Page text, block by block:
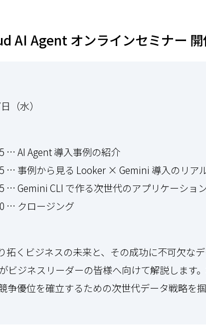
AI Agent オンラインセミナー
（水）
… AI Agent 導入事例の紹介
… 事例から見る Looker × Gemini 導入のリア
… Gemini CLI で作る次世代のアプリケーショ
… クロージング
拓くビジネスの未来と、その成功に不可欠な
ビジネスリーダーの皆様へ向けて解説します
争優位を確立するための次世代データ戦略を掴